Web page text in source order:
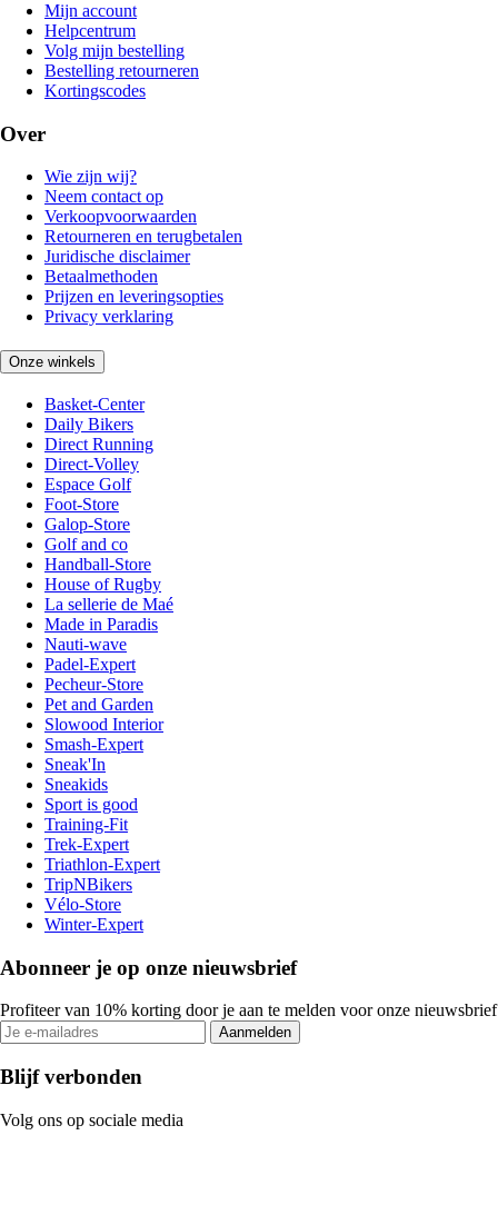
Mijn account
Helpcentrum
Volg mijn bestelling
Bestelling retourneren
Kortingscodes
Over
Wie zijn wij?
Neem contact op
Verkoopvoorwaarden
Retourneren en terugbetalen
Juridische disclaimer
Betaalmethoden
Prijzen en leveringsopties
Privacy verklaring
Onze winkels
Basket-Center
Daily Bikers
Direct Running
Direct-Volley
Espace Golf
Foot-Store
Galop-Store
Golf and co
Handball-Store
House of Rugby
La sellerie de Maé
Made in Paradis
Nauti-wave
Padel-Expert
Pecheur-Store
Pet and Garden
Slowood Interior
Smash-Expert
Sneak'In
Sneakids
Sport is good
Training-Fit
Trek-Expert
Triathlon-Expert
TripNBikers
Vélo-Store
Winter-Expert
Abonneer je op onze nieuwsbrief
Profiteer van 10% korting door je aan te melden voor onze nieuwsbrief
Aanmelden
Blijf verbonden
Volg ons op sociale media